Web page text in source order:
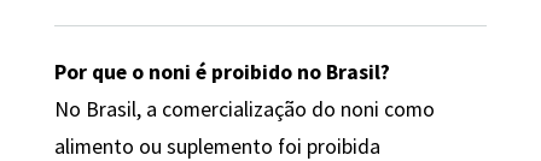
Por que o noni é proibido no Brasil?
No Brasil, a comercialização do noni como
alimento ou suplemento foi proibida